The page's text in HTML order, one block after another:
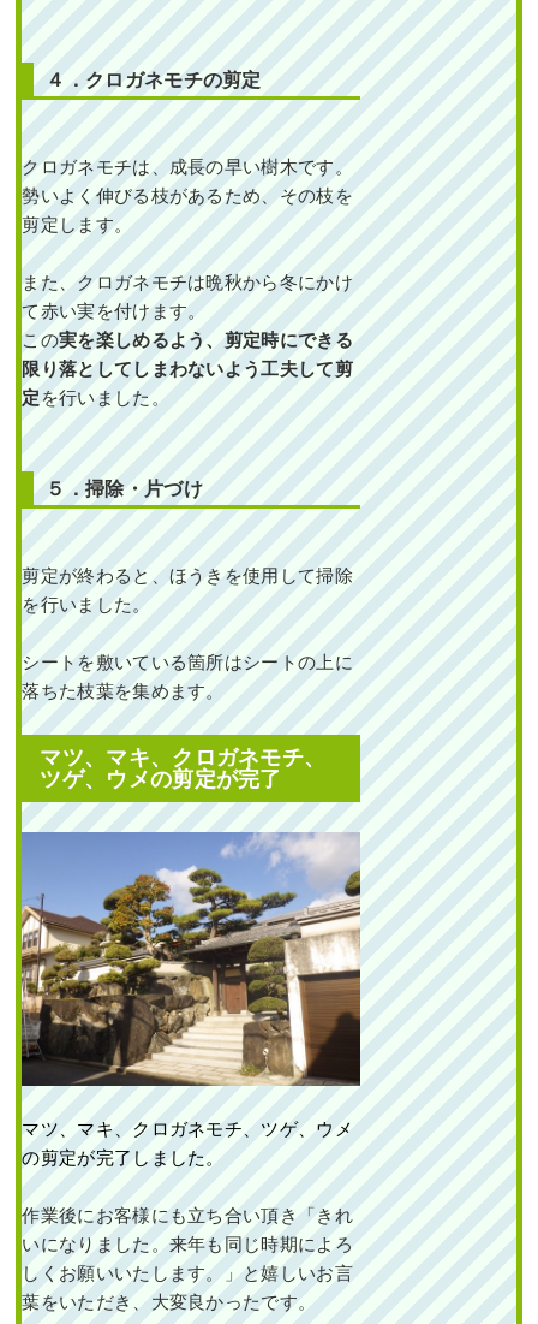
４．クロガネモチの剪定
クロガネモチは、成長の早い樹木です。
勢いよく伸びる枝があるため、その枝を
剪定します。
また、クロガネモチは晩秋から冬にかけ
て赤い実を付けます。
この実を楽しめるよう、剪定時にできる
限り落としてしまわないよう工夫して剪
定を行いました。
５．掃除・片づけ
剪定が終わると、ほうきを使用して掃除
を行いました。
シートを敷いている箇所はシートの上に
落ちた枝葉を集めます。
マツ、マキ、クロガネモチ、
ツゲ、ウメの剪定が完了
マツ、マキ、クロガネモチ、ツゲ、ウメ
の剪定が完了しました。
作業後にお客様にも立ち合い頂き「きれ
いになりました。来年も同じ時期によろ
しくお願いいたします。」と嬉しいお言
葉をいただき、大変良かったです。